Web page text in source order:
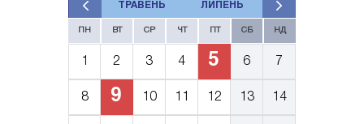
ТРАВЕНЬ ЛИПЕНЬ
ПН ВТ СР ЧТ СБ НД
2 3 4 5 6 7
8 9 10 12 13 14